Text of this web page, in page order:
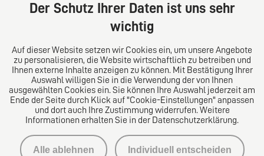
Der Schutz Ihrer Daten ist uns sehr
wichtig
Auf dieser Website setzen wir Cookies ein, um unsere Angebote
zu personalisieren, die Website wirtschaftlich zu betreiben und
Ihnen externe Inhalte anzeigen zu können. Mit Bestätigung Ihrer
Auswahl willigen Sie in die Verwendung der von Ihnen
ausgewählten Cookies ein. Sie können Ihre Auswahl jederzeit am
Ende der Seite durch Klick auf "Cookie-Einstellungen" anpassen
und dort auch Ihre Zustimmung widerrufen. Weitere
Informationen erhalten Sie in der Datenschutzerklärung.
Alle ablehnen Individuell entscheiden